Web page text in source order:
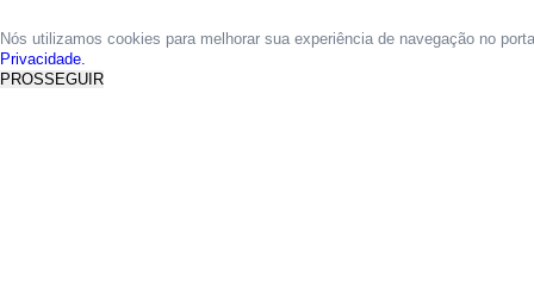
Nós utilizamos cookies para melhorar sua experiência de navegação no
Privacidade.
PROSSEGUIR